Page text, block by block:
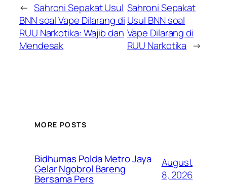
← Sahroni Sepakat Usul
BNN soal Vape Dilarang di
RUU Narkotika: Wajib dan
Mendesak
Sahroni Sepakat
Usul BNN soal
Vape Dilarang di
RUU Narkotika →
MORE POSTS
Bidhumas Polda Metro Jaya
Gelar Ngobrol Bareng
Bersama Pers
August
8, 2026